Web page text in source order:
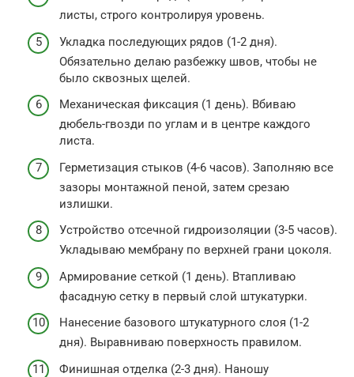
листы, строго контролируя уровень.
Укладка последующих рядов (1-2 дня).
Обязательно делаю разбежку швов, чтобы не
было сквозных щелей.
Механическая фиксация (1 день). Вбиваю
дюбель-гвозди по углам и в центре каждого
листа.
Герметизация стыков (4-6 часов). Заполняю все
зазоры монтажной пеной, затем срезаю
излишки.
Устройство отсечной гидроизоляции (3-5 часов).
Укладываю мембрану по верхней грани цоколя.
Армирование сеткой (1 день). Втапливаю
фасадную сетку в первый слой штукатурки.
Нанесение базового штукатурного слоя (1-2
дня). Выравниваю поверхность правилом.
Финишная отделка (2-3 дня). Наношу